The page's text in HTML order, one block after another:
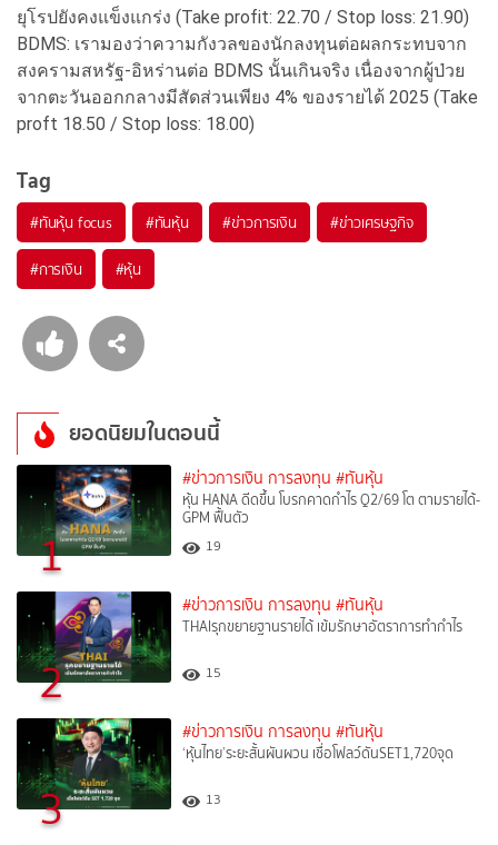
ยุโรปยังคงแข็งแกร่ง (Take profit: 22.70 / Stop loss: 21.90)
BDMS: เรามองว่าความกังวลของนักลงทุนต่อผลกระทบจาก
สงครามสหรัฐ-อิหร่านต่อ BDMS นั้นเกินจริง เนื่องจากผู้ป่วย
จากตะวันออกกลางมีสัดส่วนเพียง 4% ของรายได้ 2025 (Take
proft 18.50 / Stop loss: 18.00)
Tag
#ทันหุ้น focus #ทันหุ้น #ข่าวการเงิน #ข่าวเศรษฐกิจ
#การเงิน #หุ้น
ยอดนิยมในตอนนี้
1
#ข่าวการเงิน การลงทุน #ทันหุ้น
หุ้น HANA ดีดขึ้น โบรกคาดกำไร Q2/69 โต ตามรายได้-
GPM ฟื้นตัว
19
2
#ข่าวการเงิน การลงทุน #ทันหุ้น
THAIรุกขยายฐานรายได้ เข้มรักษาอัตราการทำกำไร
15
3
#ข่าวการเงิน การลงทุน #ทันหุ้น
‘หุ้นไทย’ระยะสั้นผันผวน เชื่อโฟลว์ดันSET1,720จุด
13